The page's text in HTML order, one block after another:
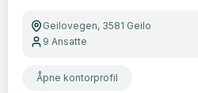
Geilovegen, 3581 Geilo
9 Ansatte
Åpne kontorprofil